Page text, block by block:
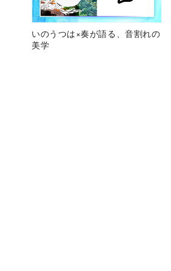
いのうつは×奏が語る、音割れの
美学